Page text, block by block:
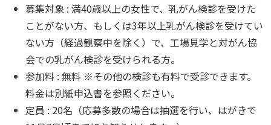
募集対象 : 満40歳以上の女性で、乳がん検診を受けた
ことがない方、もしくは3年以上乳がん検診を受けてい
ない方（経過観察中を除く）で、工場見学と対がん協
会での乳がん検診を受けられる方。
参加料 : 無料 ※その他の検診も有料で受診できます。
料金は別紙申込書を参照ください。
定員 : 20名（応募多数の場合は抽選を行い、はがきで